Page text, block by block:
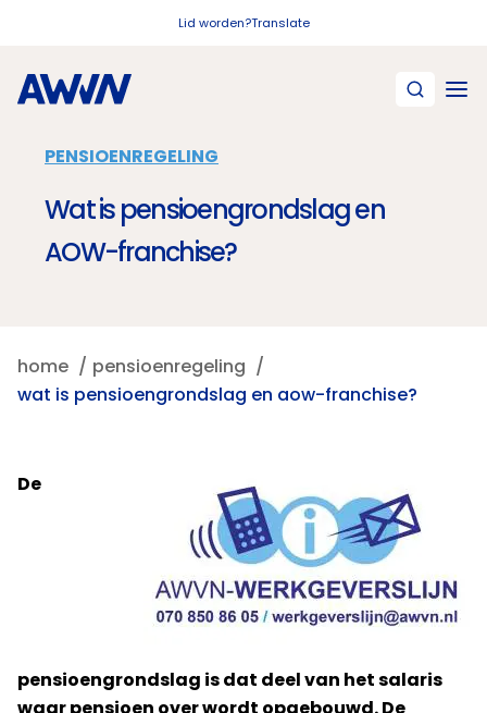
Lid worden?Translate
PENSIOENREGELING
Wat is pensioengrondslag en
AOW-franchise?
home
pensioenregeling
wat is pensioengrondslag en aow-franchise?
De
pensioengrondslag is dat deel van het salaris